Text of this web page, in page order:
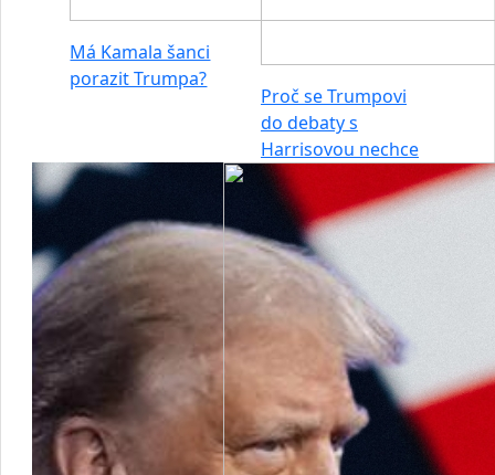
Má Kamala šanci
porazit Trumpa?
Proč se Trumpovi
do debaty s
Harrisovou nechce